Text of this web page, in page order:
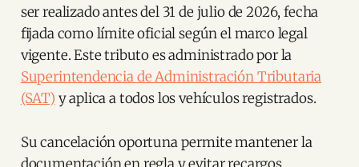
ser realizado antes del 31 de julio de 2026, fecha
fijada como límite oficial según el marco legal
vigente. Este tributo es administrado por la
Superintendencia de Administración Tributaria
(SAT) y aplica a todos los vehículos registrados.
Su cancelación oportuna permite mantener la
documentación en regla y evitar recargos